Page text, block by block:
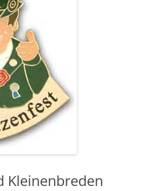
Kleinenbreden